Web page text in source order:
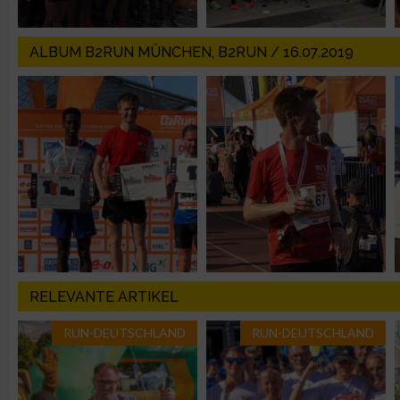
ALBUM B2RUN MÜNCHEN, B2RUN / 16.07.2019
RELEVANTE ARTIKEL
RUN-DEUTSCHLAND RUN-DEUTSCHLAND
IAB-Besonderheiten:
Verwendung genauer Standortdaten
Geräte anhand von aktiv angeforderten Informationen
Nicht-IAB-Verarbeitungszwecke:
Notwendig
Performance
Funktional
Werbung